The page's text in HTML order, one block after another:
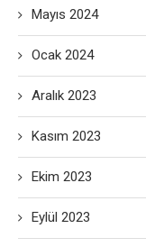
Mayıs 2024
Ocak 2024
Aralık 2023
Kasım 2023
Ekim 2023
Eylül 2023